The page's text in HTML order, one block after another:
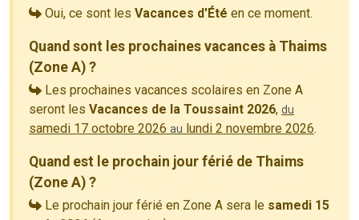
Oui, ce sont les Vacances d'Été en ce moment.
Quand sont les prochaines vacances à Thaims
(Zone A) ?
Les prochaines vacances scolaires en Zone A
seront les Vacances de la Toussaint 2026, du
samedi 17 octobre 2026 au lundi 2 novembre 2026.
Quand est le prochain jour férié de Thaims
(Zone A) ?
Le prochain jour férié en Zone A sera le samedi 15